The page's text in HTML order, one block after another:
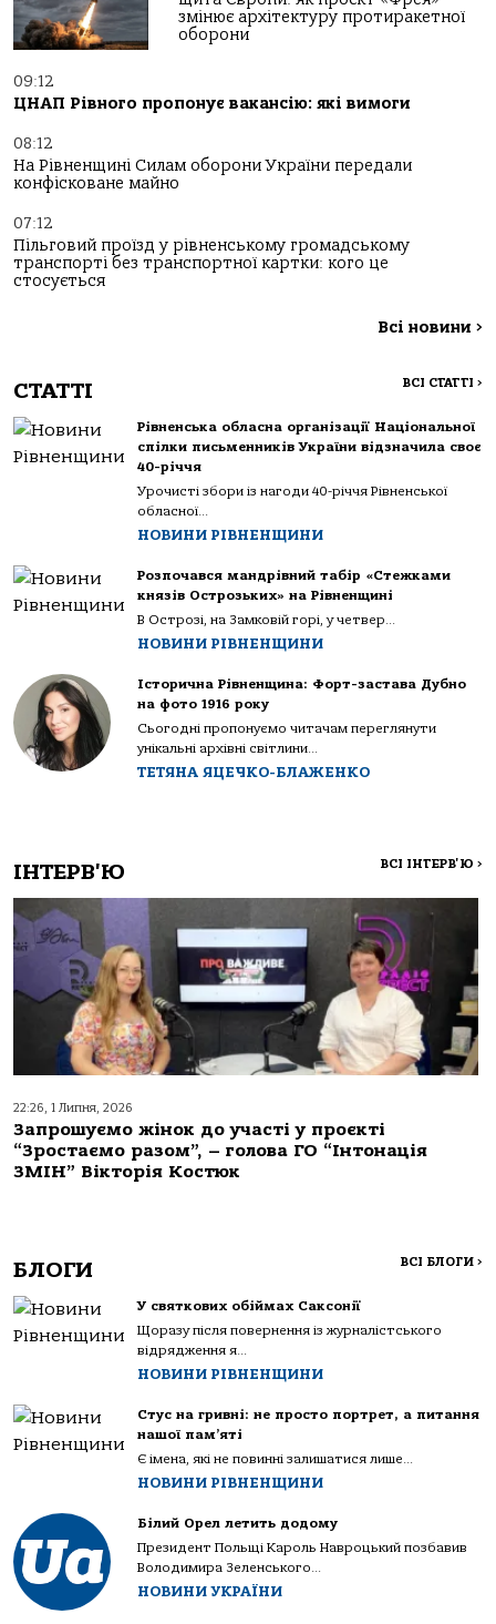
змінює архітектуру протиракетної
оборони
09:12
ЦНАП Рівного пропонує вакансію: які вимоги
08:12
На Рівненщині Силам оборони України передали
конфісковане майно
07:12
Пільговий проїзд у рівненському громадському
транспорті без транспортної картки: кого це
стосується
Всі новини >
СТАТТІ ВСІ СТАТТІ >
Рівненська обласна організації Національної
спілки письменників України відзначила своє
40-річчя
Урочисті збори із нагоди 40-річчя Рівненської
обласної...
НОВИНИ РІВНЕНЩИНИ
Розпочався мандрівний табір «Стежками
князів Острозьких» на Рівненщині
В Острозі, на Замковій горі, у четвер...
НОВИНИ РІВНЕНЩИНИ
Історична Рівненщина: Форт-застава Дубно
на фото 1916 року
Сьогодні пропонуємо читачам переглянути
унікальні архівні світлини...
ТЕТЯНА ЯЦЕЧКО-БЛАЖЕНКО
ІНТЕРВ'Ю ВСІ ІНТЕРВ'Ю >
22:26, 1 Липня, 2026
Запрошуємо жінок до участі у проєкті
“Зростаємо разом”, – голова ГО “Інтонація
ЗМІН” Вікторія Костюк
БЛОГИ ВСІ БЛОГИ >
У святкових обіймах Саксонії
Щоразу після повернення із журналістського
відрядження я...
НОВИНИ РІВНЕНЩИНИ
Стус на гривні: не просто портрет, а питання
нашої пам’яті
Є імена, які не повинні залишатися лише...
НОВИНИ РІВНЕНЩИНИ
Білий Орел летить додому
Президент Польщі Кароль Навроцький позбавив
Володимира Зеленського...
НОВИНИ УКРАЇНИ